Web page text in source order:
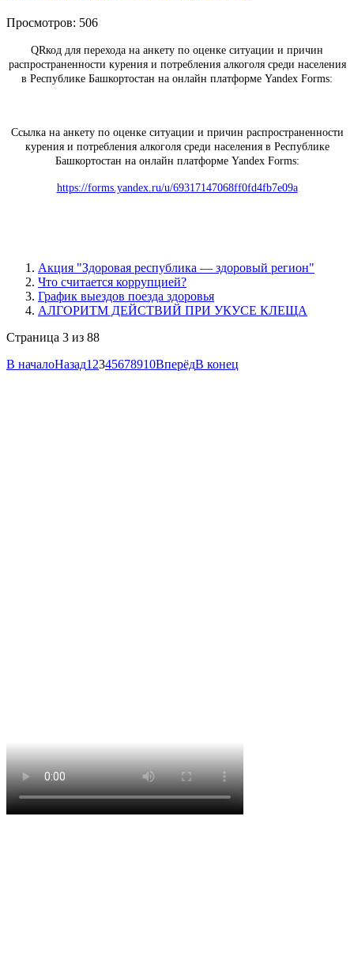
Просмотров: 506
QRкод для перехода на анкету по оценке ситуации и причин
распространенности курения и потребления алкоголя среди населения
в Республике Башкортостан на онлайн платформе Yandex Forms:
Ссылка на анкету по оценке ситуации и причин распространенности
курения и потребления алкоголя среди населения в Республике
Башкортостан на онлайн платформе Yandex Forms:
https://forms.yandex.ru/u/69317147068ff0fd4fb7e09a
Акция "Здоровая республика — здоровый регион"
Что считается коррупцией?
График выездов поезда здоровья
АЛГОРИТМ ДЕЙСТВИЙ ПРИ УКУСЕ КЛЕЩА
Страница 3 из 88
В началоНазад1 2345678910ВперёдВ конец